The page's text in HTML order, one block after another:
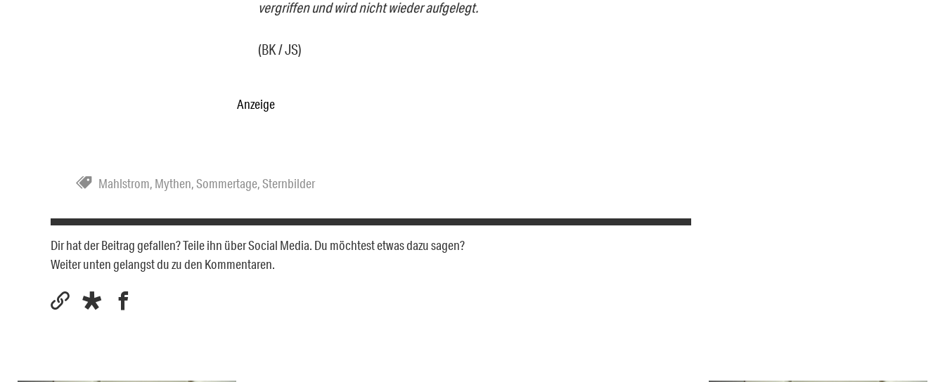
vergriffen und wird nicht wieder aufgelegt.
(BK / JS)
Anzeige
Mahlstrom, Mythen,Sommertage,Sternbilder
Dir hat der Beitrag gefallen? Teile ihn über Social Media. Du möchtest etwas dazu sagen?
Weiter unten gelangst du zu den Kommentaren.